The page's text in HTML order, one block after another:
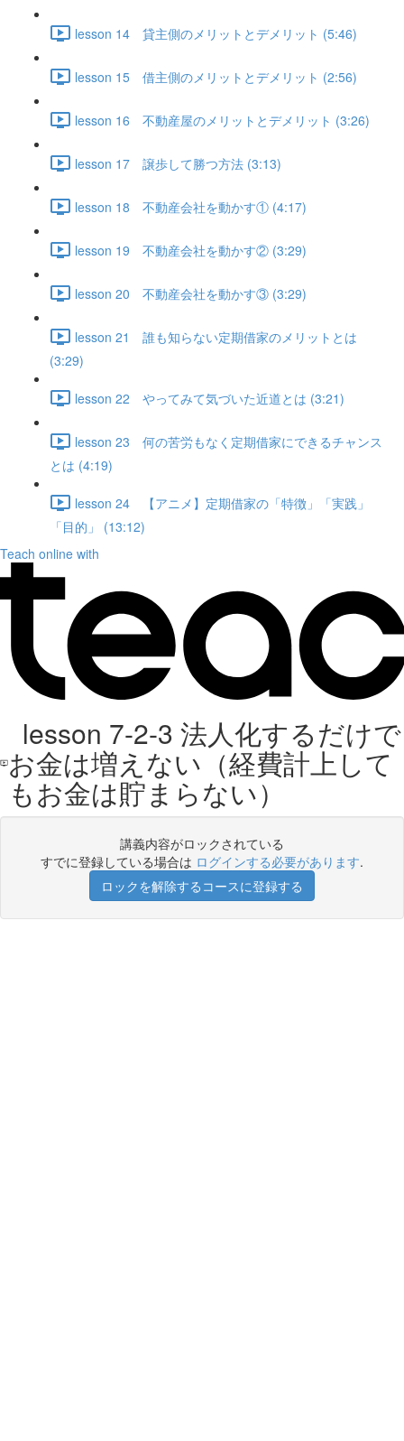
lesson 14 貸主側のメリットとデメリット (5:46)
lesson 15 借主側のメリットとデメリット (2:56)
lesson 16 不動産屋のメリットとデメリット (3:26)
lesson 17 譲歩して勝つ方法 (3:13)
lesson 18 不動産会社を動かす① (4:17)
lesson 19 不動産会社を動かす② (3:29)
lesson 20 不動産会社を動かす③ (3:29)
lesson 21 誰も知らない定期借家のメリットとは
(3:29)
lesson 22 やってみて気づいた近道とは (3:21)
lesson 23 何の苦労もなく定期借家にできるチャンス
とは (4:19)
lesson 24 【アニメ】定期借家の「特徴」「実践」
「目的」 (13:12)
Teach online with
lesson 7-2-3 法人化するだけで
お金は増えない（経費計上して
もお金は貯まらない）
講義内容がロックされている
すでに登録している場合は ログインする必要があります.
ロックを解除するコースに登録する